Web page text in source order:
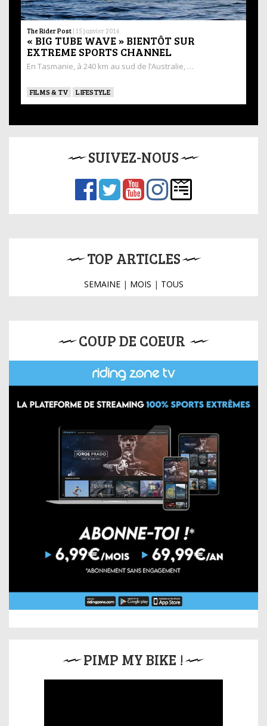
The Rider Post | 15 janvier 2016
« BIG TUBE WAVE » BIENTÔT SUR
EXTREME SPORTS CHANNEL
En Tasmanie, à 240 km au sud de l’Australie, …
FILMS & TV LIFESTYLE
SUIVEZ-NOUS
TOP ARTICLES
SEMAINE| MOIS | TOUS
COUP DE COEUR
PIMP MY BIKE !